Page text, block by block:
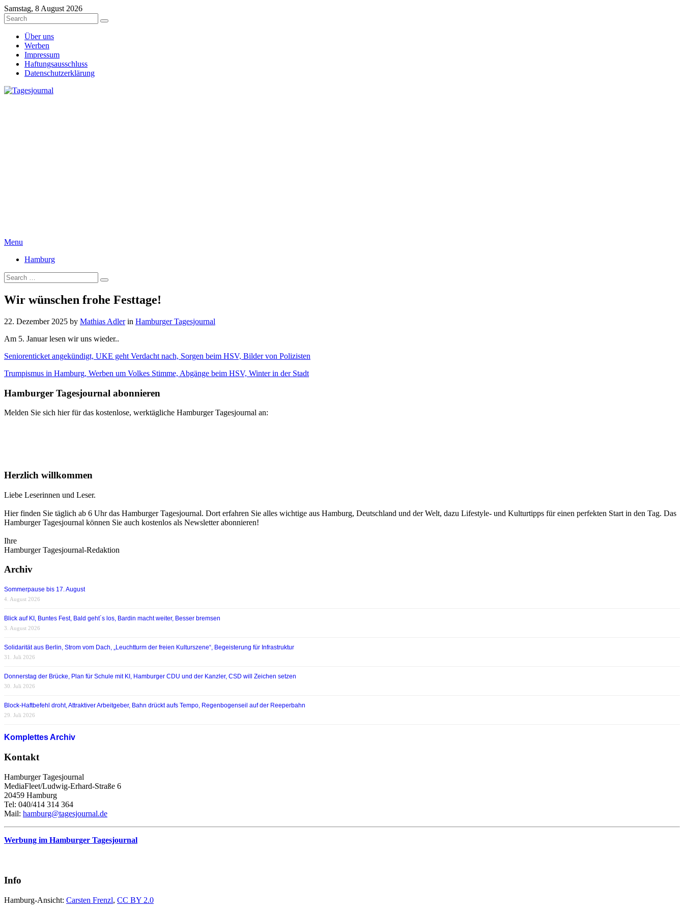
Samstag, 8 August 2026
Über uns
Werben
Impressum
Haftungsausschluss
Datenschutzerklärung
Menu
Hamburg
Wir wünschen frohe Festtage!
22. Dezember 2025 by Mathias Adler in Hamburger Tagesjournal
Am 5. Januar lesen wir uns wieder..
Seniorenticket angekündigt, UKE geht Verdacht nach, Sorgen beim HSV, Bilder von Polizisten
Trumpismus in Hamburg, Werben um Volkes Stimme, Abgänge beim HSV, Winter in der Stadt
Hamburger Tagesjournal abonnieren
Melden Sie sich hier für das kostenlose, werktägliche Hamburger Tagesjournal an:
Herzlich willkommen
Liebe Leserinnen und Leser.
Hier finden Sie täglich ab 6 Uhr das Hamburger Tagesjournal. Dort erfahren Sie alles wichtige aus Hamburg, Deutschland und der Welt, dazu Lifestyle- und Kulturtipps für einen perfekten Start in den Tag. Das
Hamburger Tagesjournal können Sie auch kostenlos als Newsletter abonnieren!
Ihre
Hamburger Tagesjournal-Redaktion
Archiv
Sommerpause bis 17. August
4. August 2026
Blick auf KI, Buntes Fest, Bald geht´s los, Bardin macht weiter, Besser bremsen
3. August 2026
Solidarität aus Berlin, Strom vom Dach, „Leuchtturm der freien Kulturszene“, Begeisterung für Infrastruktur
31. Juli 2026
Donnerstag der Brücke, Plan für Schule mit KI, Hamburger CDU und der Kanzler, CSD will Zeichen setzen
30. Juli 2026
Block-Haftbefehl droht, Attraktiver Arbeitgeber, Bahn drückt aufs Tempo, Regenbogenseil auf der Reeperbahn
29. Juli 2026
Komplettes Archiv
Kontakt
Hamburger Tagesjournal
MediaFleet/Ludwig-Erhard-Straße 6
20459 Hamburg
Tel: 040/414 314 364
Mail: hamburg@tagesjournal.de
Werbung im Hamburger Tagesjournal
Info
Hamburg-Ansicht: Carsten Frenzl, CC BY 2.0